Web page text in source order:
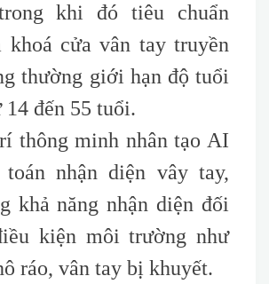
khi đó tiêu chuẩn
khoá cửa vân tay truyền
thường giới hạn độ tuổi
14 đến 55 tuổi.
thông minh nhân tạo AI
nhận diện vây tay,
khả năng nhận diện đối
kiện môi trường như
ráo, vân tay bị khuyết.